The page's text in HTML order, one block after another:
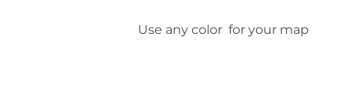
Use any color for your map